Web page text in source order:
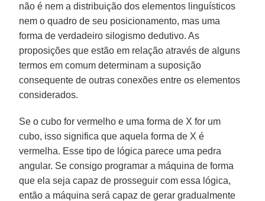
não é nem a distribuição dos elementos linguísticos
nem o quadro de seu posicionamento, mas uma
forma de verdadeiro silogismo dedutivo. As
proposições que estão em relação através de alguns
termos em comum determinam a suposição
consequente de outras conexões entre os elementos
considerados.
Se o cubo for vermelho e uma forma de X for um
cubo, isso significa que aquela forma de X é
vermelha. Esse tipo de lógica parece uma pedra
angular. Se consigo programar a máquina de forma
que ela seja capaz de prosseguir com essa lógica,
então a máquina será capaz de gerar gradualmente